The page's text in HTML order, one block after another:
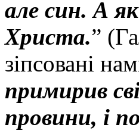
але син. А
Христа.”
зіпсовані
примирив
провини, і